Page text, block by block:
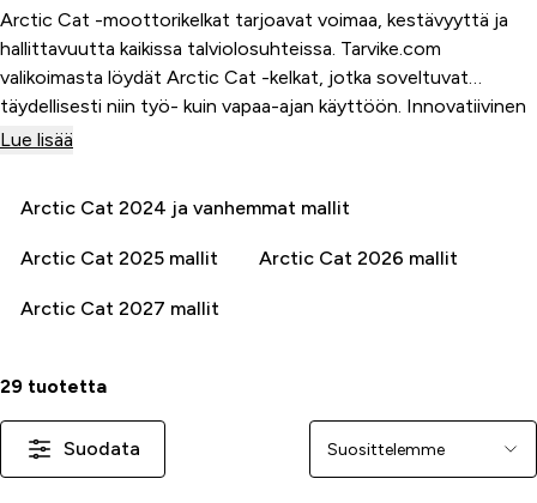
Arctic Cat -moottorikelkat tarjoavat voimaa, kestävyyttä ja
hallittavuutta kaikissa talviolosuhteissa. Tarvike.com
valikoimasta löydät Arctic Cat -kelkat, jotka soveltuvat
täydellisesti niin työ- kuin vapaa-ajan käyttöön. Innovatiivinen
muotoilu ja luotettava suorituskyky tekevät niistä erinomaisen
auttavat sinua löytämään täydellisen Arctic Cat -
moottorikelkan!
Lue lisää
Arctic Cat 2024 ja vanhemmat mallit
Arctic Cat 2025 mallit Arctic Cat 2026 mallit
Arctic Cat 2027 mallit
29 tuotetta
Suodata Järjestä